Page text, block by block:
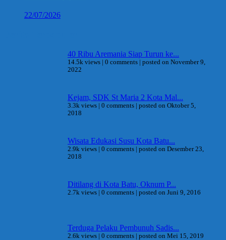
22/07/2026
40 Ribu Aremania Siap Turun ke...
14.5k views 0 comments
posted on November 9,
2022
Kejam, SDK St Maria 2 Kota Mal...
3.3k views 0 comments
posted on Oktober 5,
2018
Wisata Edukasi Susu Kota Batu...
2.9k views 0 comments
posted on Desember 23,
2018
Ditilang di Kota Batu, Oknum P...
2.7k views 0 comments posted on Juni 9, 2016
Terduga Pelaku Pembunuh Sadis...
2.6k views 0 comments posted on Mei 15, 2019